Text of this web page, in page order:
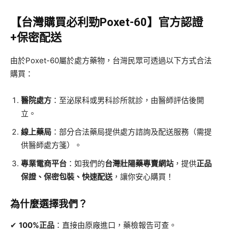
​【台灣購買必利勁Poxet-60】官方認證
+保密配送
由於Poxet-60屬於處方藥物，台灣民眾可透過以下方式合法
購買：
醫院處方 ​：至泌尿科或男科診所就診，由醫師評估後開
立。
線上藥局 ​：部分合法藥局提供處方諮詢及配送服務（需提
供醫師處方箋）。
專業電商平台 ​：如我們的台灣壯陽藥專賣網站 ，提供正品
保證、保密包裝、快速配送 ，讓你安心購買！
為什麼選擇我們？​
✔ ​ 100%正品 ​：直接由原廠進口，藥檢報告可查。